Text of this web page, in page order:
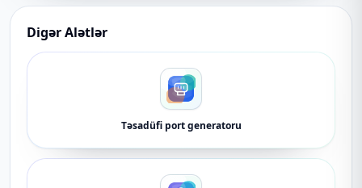
Digər Alətlər
Təsadüfi port generatoru